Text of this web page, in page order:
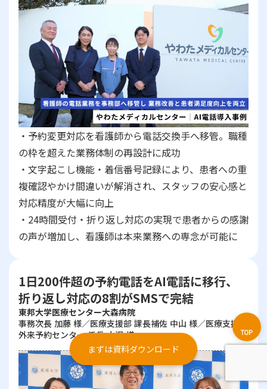
・予約変更対応を看護師から電話交換手へ移管。職種
の枠を超えた業務体制の再設計に成功
・文字起こし機能・着信番号記録により、患者への重
複確認やかけ間違いが解消され、スタッフの安心感と
対応精度が大幅に向上
・24時間受付・折り返し対応の実現で患者からの感謝
の声が増加し、看護師は本来業務への専念が可能に
1日200件超の予約電話をAI電話に移行、
折り返し対応の8割がSMSで完結
東邦大学医療センター大森病院
事務次長 加藤 様／医療支援部 課長補佐 中山 様／医療支援部
外来予約センター 係長 小沢 様
まずは資料ダウンロード